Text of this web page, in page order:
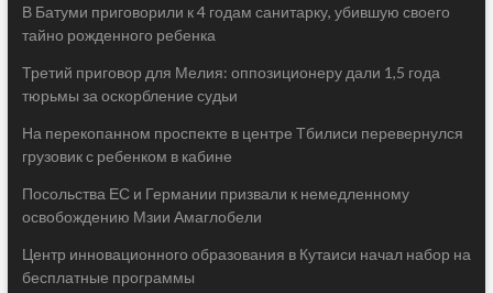
В Батуми приговорили к 4 годам санитарку, убившую своего
тайно рожденного ребенка
Третий приговор для Мелия: оппозиционеру дали 1,5 года
тюрьмы за оскорбление судьи
На перекопанном проспекте в центре Тбилиси перевернулся
грузовик с ребенком в кабине
Посольства ЕС и Германии призвали к немедленному
освобождению Мзии Амаглобели
Центр инновационного образования в Кутаиси начал набор на
бесплатные программы